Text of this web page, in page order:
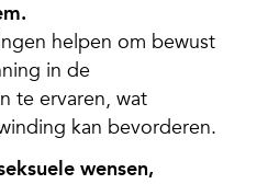
helpen om bewust
in de
te ervaren, wat
kan bevorderen.
wensen,